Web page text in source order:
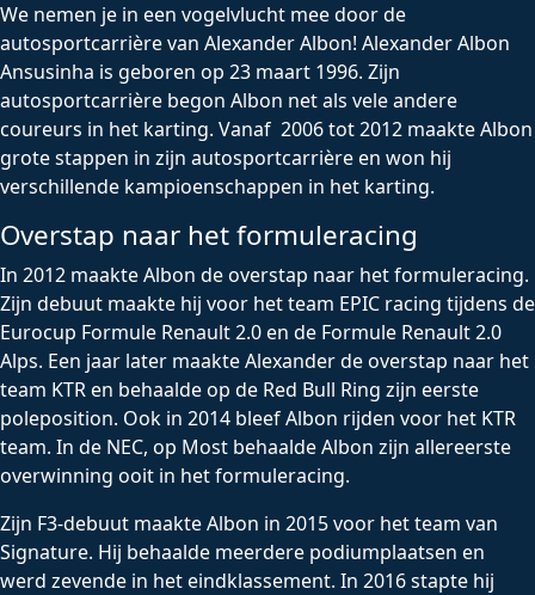
We nemen je in een vogelvlucht mee door de
autosportcarrière van Alexander Albon! Alexander Albon
Ansusinha is geboren op 23 maart 1996. Zijn
autosportcarrière begon Albon net als vele andere
coureurs in het karting. Vanaf 2006 tot 2012 maakte Albon
grote stappen in zijn autosportcarrière en won hij
verschillende kampioenschappen in het karting.
Overstap naar het formuleracing
In 2012 maakte Albon de overstap naar het formuleracing.
Zijn debuut maakte hij voor het team EPIC racing tijdens de
Eurocup Formule Renault 2.0 en de Formule Renault 2.0
Alps. Een jaar later maakte Alexander de overstap naar het
team KTR en behaalde op de Red Bull Ring zijn eerste
poleposition. Ook in 2014 bleef Albon rijden voor het KTR
team. In de NEC, op Most behaalde Albon zijn allereerste
overwinning ooit in het formuleracing.
Zijn F3-debuut maakte Albon in 2015 voor het team van
Signature. Hij behaalde meerdere podiumplaatsen en
werd zevende in het eindklassement. In 2016 stapte hij